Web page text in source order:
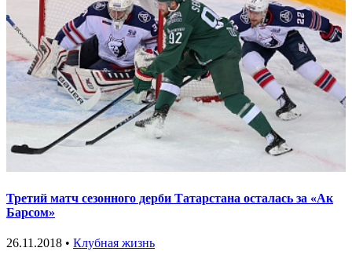
Третий матч сезонного дерби Татарстана осталась за «Ак
Барсом»
26.11.2018 • Клубная жизнь